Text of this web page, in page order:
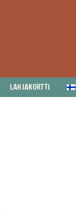
LAHJAKORTTI